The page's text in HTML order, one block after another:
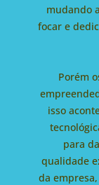
mudando
focar e
Porém
isso
para
qualidade
da